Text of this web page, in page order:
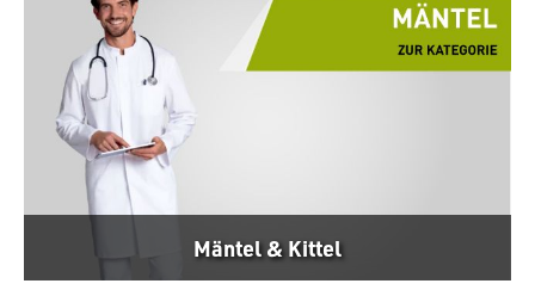
Mäntel & Kittel